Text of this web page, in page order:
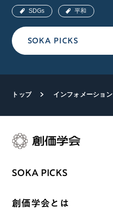
SOKA PICKS
SDGs 平和
トップ インフォメーション
SOKA PICKS
創価学会とは